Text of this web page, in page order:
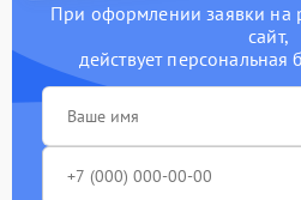
При оформлении заявки на
сайт,
действует персональная